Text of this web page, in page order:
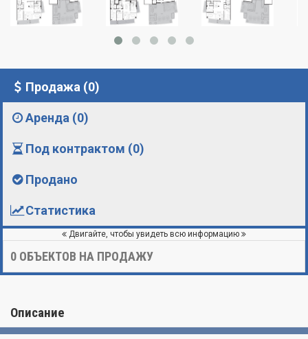
Продажа (0)
Аренда (0)
Под контрактом (0)
Продано
Статистика
Двигайте, чтобы увидеть всю информацию
0 ОБЪЕКТОВ НА ПРОДАЖУ
Описание